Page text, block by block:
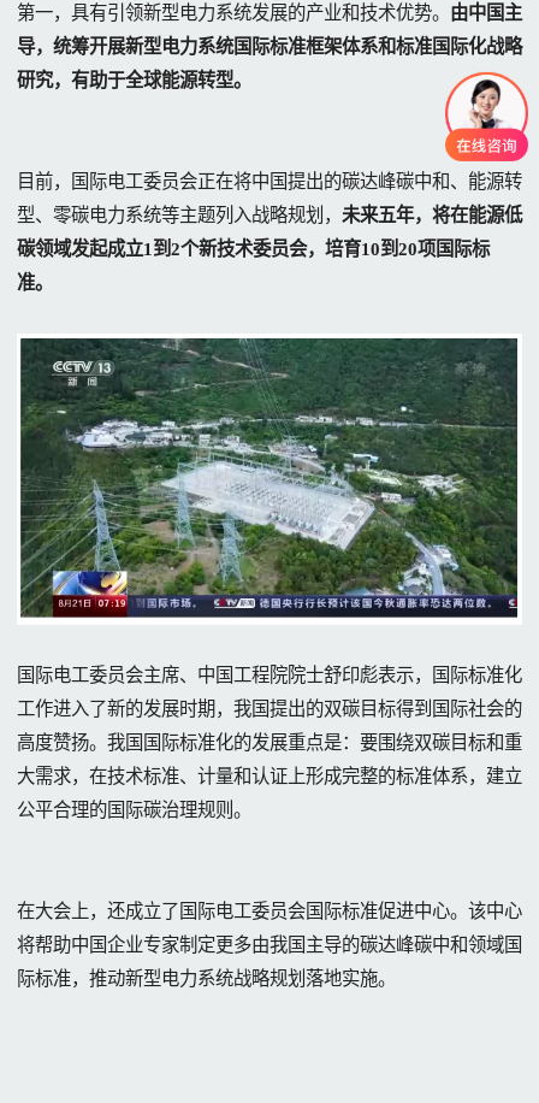
第一，具有引领新型电力系统发展的产业和技术优势。 由中国主
导，统筹开展新型电力系统国际标准框架体系和标准国际化战略
研究，有助于全球能源转型。
目前，国际电工委员会正在将中国提出的碳达峰碳中和、能源转
型、零碳电力系统等主题列入战略规划， 未来五年，将在能源低
碳领域发起成立1到2个新技术委员会，培育10到20项国际标
准。
国际电工委员会主席、中国工程院院士舒印彪表示，国际标准化
工作进入了新的发展时期，我国提出的双碳目标得到国际社会的
高度赞扬。我国国际标准化的发展重点是：要围绕双碳目标和重
大需求，在技术标准、计量和认证上形成完整的标准体系，建立
公平合理的国际碳治理规则。
在大会上，还成立了国际电工委员会国际标准促进中心。该中心
将帮助中国企业专家制定更多由我国主导的碳达峰碳中和领域国
际标准，推动新型电力系统战略规划落地实施。